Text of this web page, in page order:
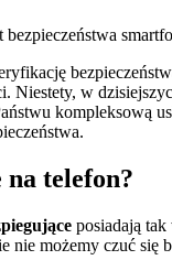
w
kompleksową
na telefon?
posiadają
nie możemy czuć się